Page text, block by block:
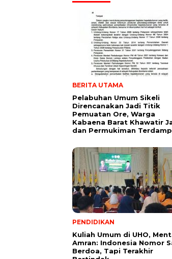
BERITA UTAMA
Pelabuhan Umum Sikeli
Direncanakan Jadi Titik
Pemuatan Ore, Warga
Kabaena Barat Khawatir
dan Permukiman
PENDIDIKAN
Kuliah Umum di UHO,
Amran: Indonesia Nomor
Berdoa, Tapi Terakhir